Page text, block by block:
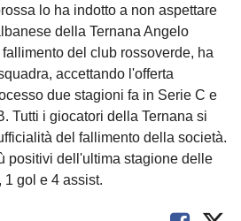
lo ha indotto a non aspettare
della Ternana Angelo
del club rossoverde, ha
accettando l'offerta
due stagioni fa in Serie C e
Tutti i giocatori della Ternana si
del fallimento della società.
positivi dell'ultima stagione delle
1 gol e 4 assist.